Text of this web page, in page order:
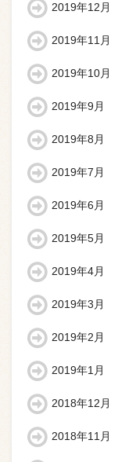
2019年12月
2019年11月
2019年10月
2019年9月
2019年8月
2019年7月
2019年6月
2019年5月
2019年4月
2019年3月
2019年2月
2019年1月
2018年12月
2018年11月